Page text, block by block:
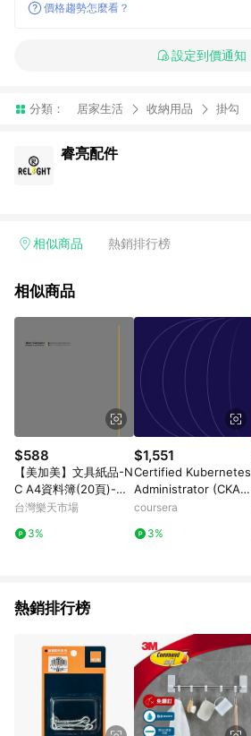
價格趨勢怎麼看？
設定到價通知
分類： 居家生活 收納用品 掛勾
睿亮配件
相似商品 熱銷排行榜
相似商品
$588
【美加美】文具紙品-N
C A4資料簿(20頁)-灰
AG2004/12本入【APP
帳號最高1500點)】8/3
台灣樂天市場
3%
$1,551
Certified Kubernetes
Administrator (CKA):
Unit 3
coursera
3%
熱銷排行榜